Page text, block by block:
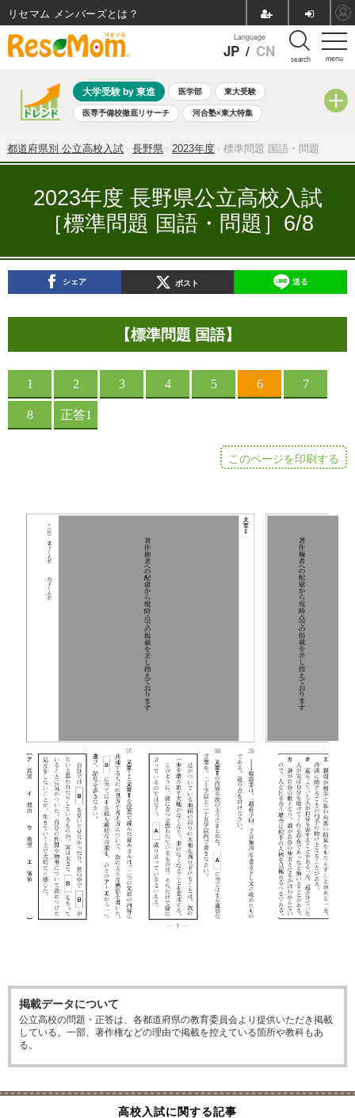
menu
Language
JP / CN search
大学受験 by 東進 医学部 東大受験
医専予備校徹底リサーチ 河合塾×東大特集
共通テスト 夏休み 8月開催学校説明会・相談会
自由研究教材（小学生向け） 自由研究教材（中学生向け）
ランキング
都道府県別 公立高校入試 長野県 2023年度 標準問題 国語・問題
2023年度 長野県公立高校入試
［標準問題 国語・問題］6/8
シェア ポスト 送る
【標準問題 国語】
このページを印刷する
掲載データについて
公立高校の問題・正答は、各都道府県の教育委員会より提供いただき掲載
している。一部、著作権などの理由で掲載を控えている箇所や教科もあ
る。
高校入試に関する記事
リセマム メンバーズ